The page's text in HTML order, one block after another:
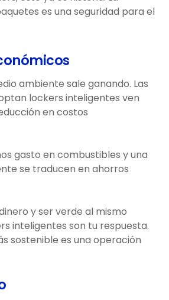
es una seguridad para el
ambiente sale ganando. Las
lockers inteligentes ven
en costos
gasto en combustibles y una
se traducen en ahorros
y ser verde al mismo
inteligentes son tu respuesta.
sostenible es una operación